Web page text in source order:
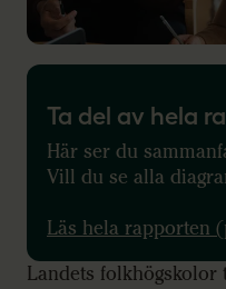
Ta del av hela
Här ser du
Vill du se alla
Läs hela rapporten
Landets folkhögskolor